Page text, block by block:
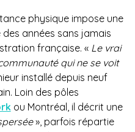
physique impose une
années sans jamais
française. «Le vrai
qui ne se voit
installé depuis neuf
Loin des pôles
ou Montréal, il décrit une
», parfois répartie